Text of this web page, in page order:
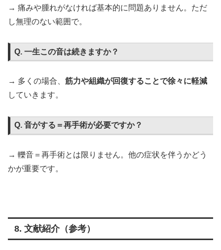
→ 痛みや腫れがなければ基本的に問題ありません。ただ
し無理のない範囲で。
Q. 一生この音は続きますか？
→ 多くの場合、 筋力や組織が回復することで徐々に軽減
していきます。
Q. 音がする＝再手術が必要ですか？
→ 轢音＝再手術とは限りません。他の症状を伴うかどう
かが重要です。
8. 文献紹介（参考）